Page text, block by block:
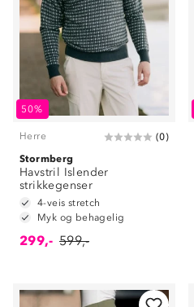
50%
Herre (0)
Stormberg
Havstril Islender
strikkegenser
4-veis stretch
Myk og behagelig
299,- 599,-